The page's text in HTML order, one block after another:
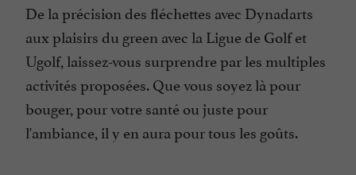
De la précision des fléchettes avec Dynadarts
aux plaisirs du green avec la Ligue de Golf et
Ugolf, laissez-vous surprendre par les multiples
activités proposées. Que vous soyez là pour
bouger, pour votre santé ou juste pour
l'ambiance, il y en aura pour tous les goûts.